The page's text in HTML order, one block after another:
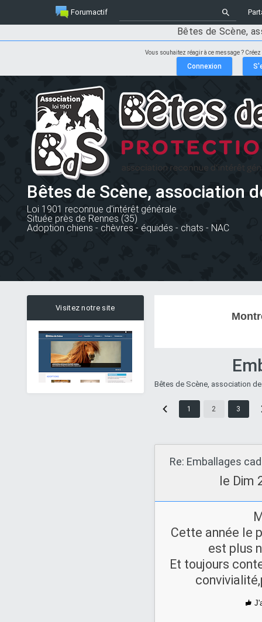
Forumactif
Bêtes de Scène,
Vous souhaitez réagir à ce message ?
Bêtes de Scène, association
Loi 1901 reconnue d'intérêt générale
Située près de Rennes (35)
Adoption chiens - chèvres - équidés - chats - NAC
Visitez notre site
Bêtes de Scène, association
1 2 3
Re: Emballages
le Dim
Cette année le
est plus
Et toujours